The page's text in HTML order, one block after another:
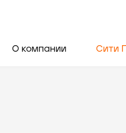
О компании Сити